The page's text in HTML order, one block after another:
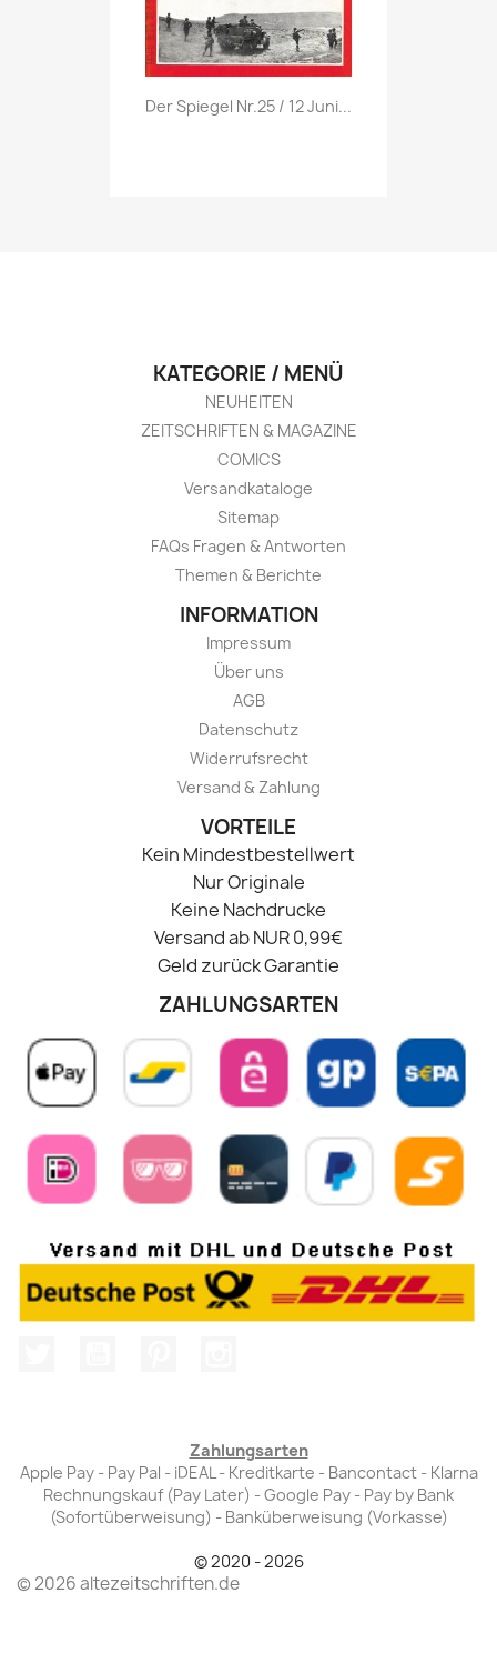
Vorschau
Der Spiegel Nr.25 / 12 Juni...
KATEGORIE / MENÜ
NEUHEITEN
ZEITSCHRIFTEN & MAGAZINE
COMICS
Versandkataloge
Sitemap
FAQs Fragen & Antworten
Themen & Berichte
INFORMATION
Impressum
Über uns
AGB
Datenschutz
Widerrufsrecht
Versand & Zahlung
VORTEILE
Kein Mindestbestellwert
Nur Originale
Keine Nachdrucke
Versand ab NUR 0,99€
Geld zurück Garantie
ZAHLUNGSARTEN
Zahlungsarten
Apple Pay - Pay Pal - iDEAL - Kreditkarte - Bancontact - Klarna
Rechnungskauf (Pay Later) - Google Pay - Pay by Bank
(Sofortüberweisung) - Banküberweisung (Vorkasse)
© 2020 - 2026
© 2026 altezeitschriften.de